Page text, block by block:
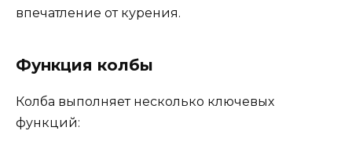
впечатление от курения.
Функция колбы
Колба выполняет несколько ключевых
функций: